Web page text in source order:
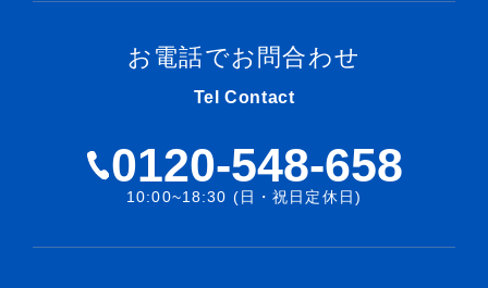
お電話でお問合わせ
Tel Contact
0120-548-658
10:00~18:30 (日・祝日定休日)